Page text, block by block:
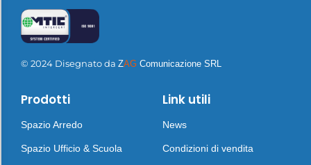
© 2024 Disegnato da ZAG Comunicazione SRL
Prodotti
Spazio Arredo
Spazio Ufficio & Scuola
Link utili
News
Condizioni di vendita